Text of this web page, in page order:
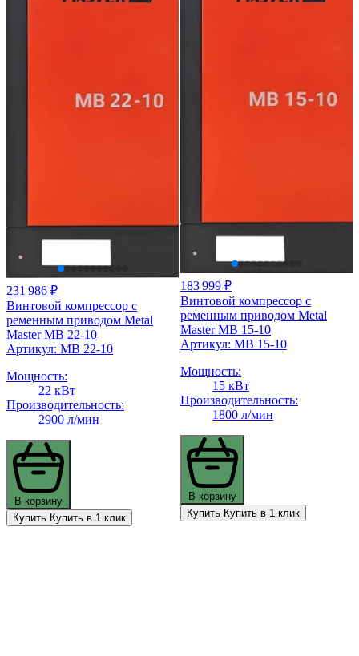
231 986 ₽
Винтовой компрессор с
ременным приводом Metal
Master MB 22-10
Артикул: MB 22-10
Мощность:
22 кВт
Производительность:
2900 л/мин
В корзину
Купить Купить в 1 клик
183 999 ₽
Винтовой компрессор с
ременным приводом Metal
Master MB 15-10
Артикул: MB 15-10
Мощность:
15 кВт
Производительность:
1800 л/мин
В корзину
Купить Купить в 1 клик